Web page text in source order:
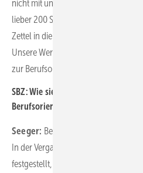
nicht mit unseren Kapazitäten. Wir
lieber 200 Schülern etwas Tolles zu
Zettel in die Hand zu drücken. Damit
Unsere Werkstatt samt Personal
zur Berufsorientierung zur Verfügung.
SBZ: Wie sieht es denn mit dem
Berufsorientierungsmessen aus?
Seeger: Bei
In der Vergangenheit waren wir dort
festgestellt, dass z. B. bei unserer